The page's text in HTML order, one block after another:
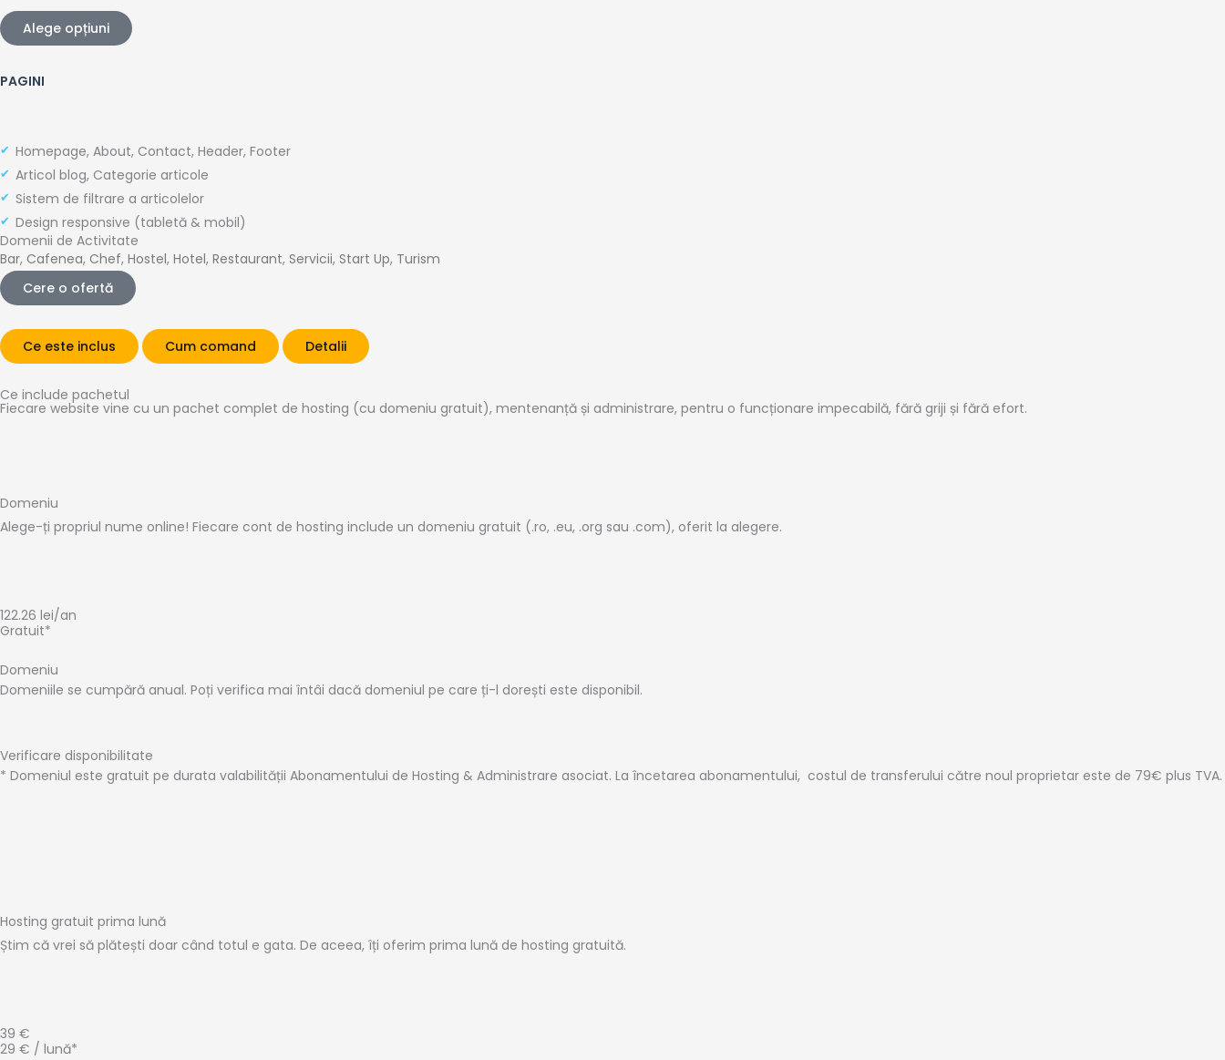
Alege opțiuni
PAGINI
Homepage, About, Contact, Header, Footer
Articol blog, Categorie articole
Sistem de filtrare a articolelor
Design responsive (tabletă & mobil)
Domenii de Activitate
Bar, Cafenea, Chef, Hostel, Hotel, Restaurant, Servicii, Start Up, Turism
Cere o ofertă
Ce este inclus Cum comand Detalii
Ce include pachetul
Fiecare website vine cu un pachet complet de hosting (cu domeniu gratuit), mentenanță și administrare, pentru o funcționare impecabilă, fără griji și fără efort.
Domeniu
Alege-ți propriul nume online! Fiecare cont de hosting include un domeniu gratuit (.ro, .eu, .org sau .com), oferit la alegere.
122.26 lei/an
Gratuit*
Domeniu
Domeniile se cumpără anual. Poți verifica mai întâi dacă domeniul pe care ți-l dorești este disponibil.
Verificare disponibilitate
* Domeniul este gratuit pe durata valabilității Abonamentului de Hosting & Administrare asociat. La încetarea abonamentului, costul de transferului către noul proprietar este de 79€ plus TVA.
Hosting gratuit prima lună
Știm că vrei să plătești doar când totul e gata. De aceea, îți oferim prima lună de hosting gratuită.
39 €
29 € / lună*